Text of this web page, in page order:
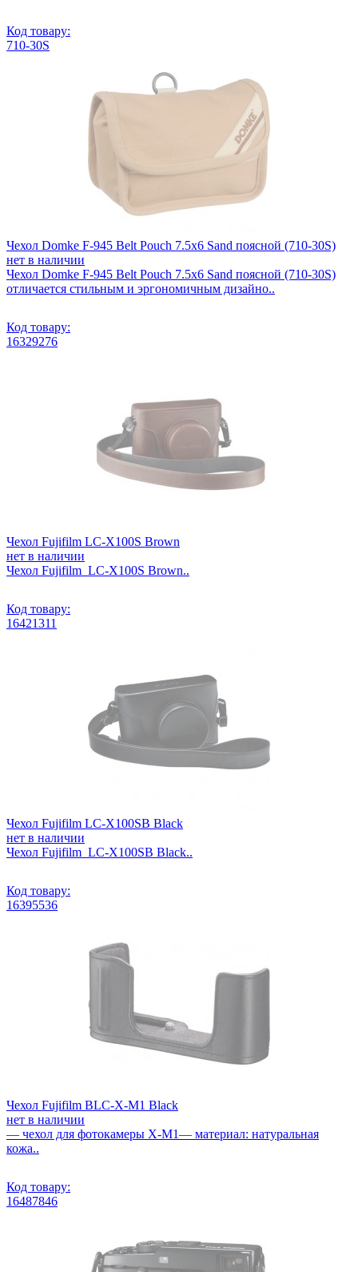
Код товару:
710-30S
Чехол Domke F-945 Belt Pouch 7.5x6 Sand поясной (710-30S)
нет в наличии
Чехол Domke F-945 Belt Pouch 7.5x6 Sand поясной (710-30S)
отличается стильным и эргономичным дизайно..
Код товару:
16329276
Чехол Fujifilm LC-X100S Brown
нет в наличии
Чехол Fujifilm LC-X100S Brown..
Код товару:
16421311
Чехол Fujifilm LC-X100SВ Black
нет в наличии
Чехол Fujifilm LC-X100SВ Black..
Код товару:
16395536
Чехол Fujifilm BLC-X-M1 Black
нет в наличии
— чехол для фотокамеры X-M1— материал: натуральная
кожа..
Код товару:
16487846